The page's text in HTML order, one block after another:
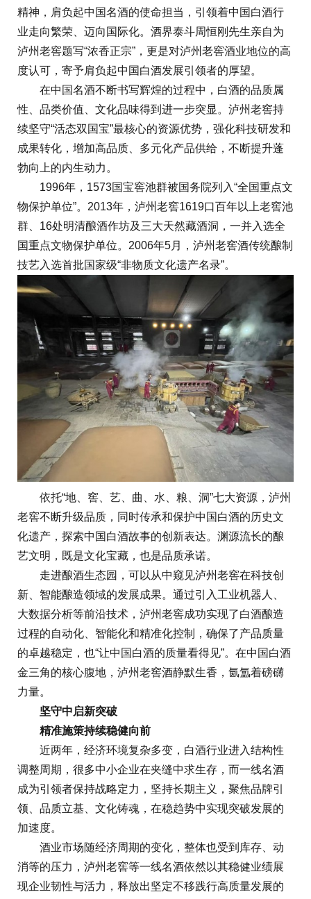
精神，肩负起中国名酒的使命担当，引领着中国白酒行
业走向繁荣、迈向国际化。酒界泰斗周恒刚先生亲自为
泸州老窖题写“浓香正宗”，更是对泸州老窖酒业地位的高
度认可，寄予肩负起中国白酒发展引领者的厚望。
在中国名酒不断书写辉煌的过程中，白酒的品质属
性、品类价值、文化品味得到进一步突显。泸州老窖持
续坚守“活态双国宝”最核心的资源优势，强化科技研发和
成果转化，增加高品质、多元化产品供给，不断提升蓬
勃向上的内生动力。
1996年，1573国宝窖池群被国务院列入“全国重点文
物保护单位”。2013年，泸州老窖1619口百年以上老窖池
群、16处明清酿酒作坊及三大天然藏酒洞，一并入选全
国重点文物保护单位。2006年5月，泸州老窖酒传统酿制
技艺入选首批国家级“非物质文化遗产名录”。
依托“地、窖、艺、曲、水、粮、洞”七大资源，泸州
老窖不断升级品质，同时传承和保护中国白酒的历史文
化遗产，探索中国白酒故事的创新表达。渊源流长的酿
艺文明，既是文化宝藏，也是品质承诺。
走进酿酒生态园，可以从中窥见泸州老窖在科技创
新、智能酿造领域的发展成果。通过引入工业机器人、
大数据分析等前沿技术，泸州老窖成功实现了白酒酿造
过程的自动化、智能化和精准化控制，确保了产品质量
的卓越稳定，也“让中国白酒的质量看得见”。在中国白酒
金三角的核心腹地，泸州老窖酒静默生香，氤氲着磅礴
力量。
坚守中启新突破
精准施策持续稳健向前
近两年，经济环境复杂多变，白酒行业进入结构性
调整周期，很多中小企业在夹缝中求生存，而一线名酒
成为引领者保持战略定力，坚持长期主义，聚焦品牌引
领、品质立基、文化铸魂，在稳趋势中实现突破发展的
加速度。
酒业市场随经济周期的变化，整体也受到库存、动
消等的压力，泸州老窖等一线名酒依然以其稳健业绩展
现企业韧性与活力，释放出坚定不移践行高质量发展的